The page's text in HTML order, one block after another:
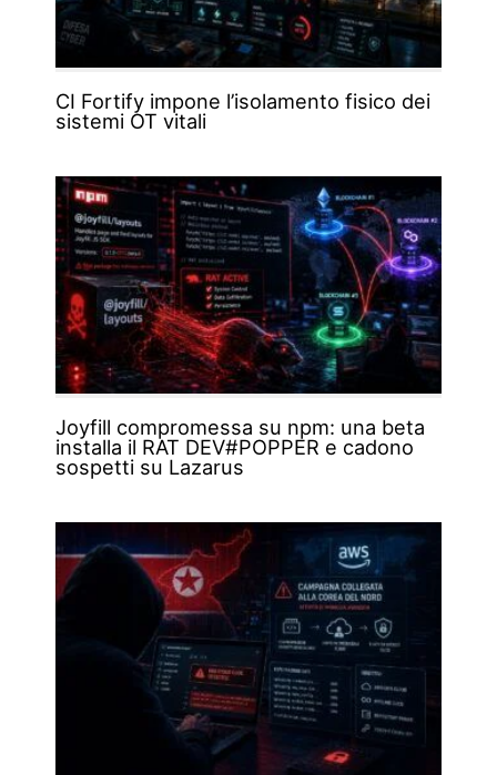
CI Fortify impone l’isolamento fisico dei
sistemi OT vitali
Joyfill compromessa su npm: una beta
installa il RAT DEV#POPPER e cadono
sospetti su Lazarus